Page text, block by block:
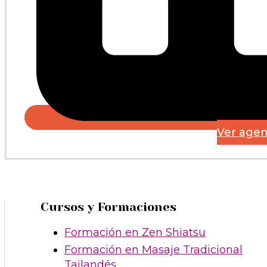
Ver
Cursos y Formaciones
Formación en Zen Shiatsu
Formación en Masaje Tradicional